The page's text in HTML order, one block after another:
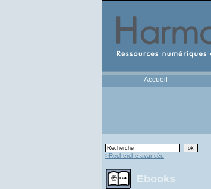
Accueil
>Recherche avancée
Ebooks